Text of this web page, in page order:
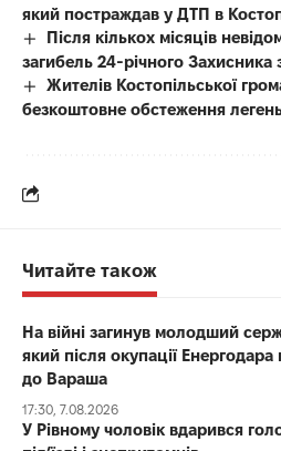
який постраждав у ДТП в
Після кількох місяців
загибель 24-річного Захисника
Жителів Костопільської
безкоштовне обстеження
Читайте також
На війні загинув молодший
який після окупації Енергодара
до Вараша
17:30, 7.08.2026
У Рівному чоловік вдарився